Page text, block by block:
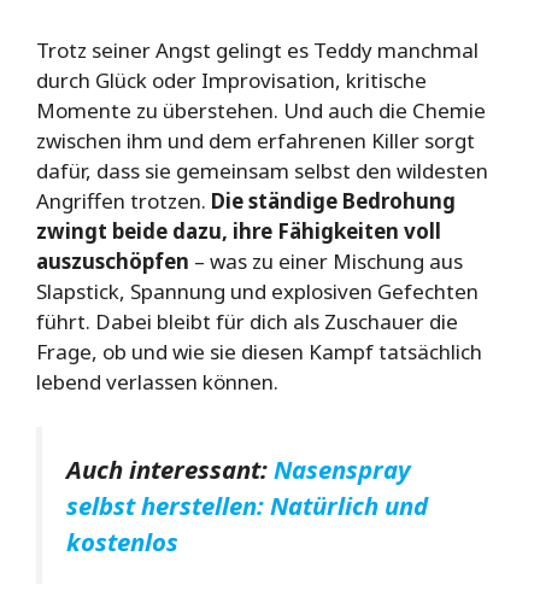
Trotz seiner Angst gelingt es Teddy manchmal
durch Glück oder Improvisation, kritische
Momente zu überstehen. Und auch die Chemie
zwischen ihm und dem erfahrenen Killer sorgt
dafür, dass sie gemeinsam selbst den wildesten
Angriffen trotzen. Die ständige Bedrohung
zwingt beide dazu, ihre Fähigkeiten voll
auszuschöpfen – was zu einer Mischung aus
Slapstick, Spannung und explosiven Gefechten
führt. Dabei bleibt für dich als Zuschauer die
Frage, ob und wie sie diesen Kampf tatsächlich
lebend verlassen können.
Auch interessant:Nasenspray
selbst herstellen: Natürlich und
kostenlos